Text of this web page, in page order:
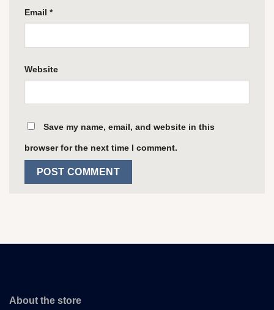
Email *
Website
Save my name, email, and website in this
browser for the next time I comment.
About the store